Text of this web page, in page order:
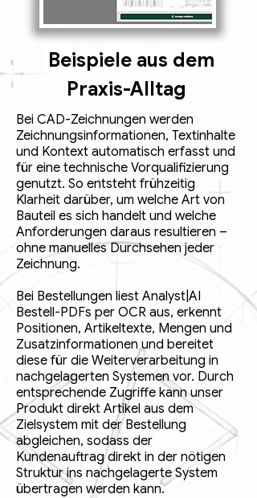
Beispiele aus dem
Praxis-Alltag
Bei CAD-Zeichnungen werden
Zeichnungsinformationen, Textinhalte
und Kontext automatisch erfasst und
für eine technische Vorqualifizierung
genutzt. So entsteht frühzeitig
Klarheit darüber, um welche Art von
Bauteil es sich handelt und welche
Anforderungen daraus resultieren –
ohne manuelles Durchsehen jeder
Zeichnung.
Bei Bestellungen liest Analyst|AI
Bestell-PDFs per OCR aus, erkennt
Positionen, Artikeltexte, Mengen und
Zusatzinformationen und bereitet
diese für die Weiterverarbeitung in
nachgelagerten Systemen vor. Durch
entsprechende Zugriffe kann unser
Produkt direkt Artikel aus dem
Zielsystem mit der Bestellung
abgleichen, sodass der
Kundenauftrag direkt in der nötigen
Struktur ins nachgelagerte System
übertragen werden kann.